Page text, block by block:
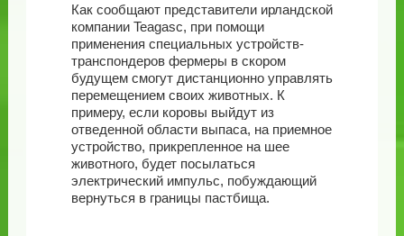
Как сообщают представители ирландской
компании Teagasc, при помощи
применения специальных устройств-
транспондеров фермеры в скором
будущем смогут дистанционно управлять
перемещением своих животных. К
примеру, если коровы выйдут из
отведенной области выпаса, на приемное
устройство, прикрепленное на шее
животного, будет посылаться
электрический импульс, побуждающий
вернуться в границы пастбища.